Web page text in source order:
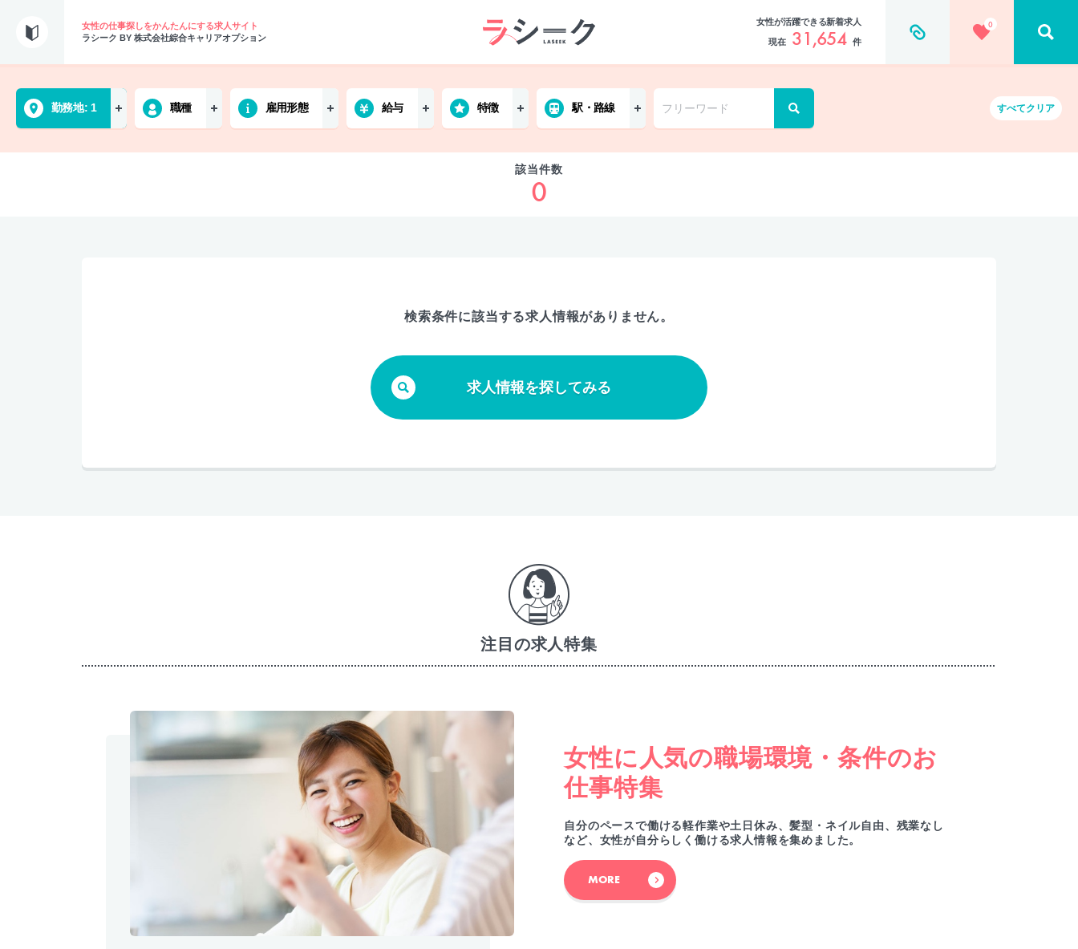
女性の仕事探しをかんたんにする求人サイト
ラシーク BY 株式会社綜合キャリアオプション
女性が活躍できる新着求人
現在 31,654 件
0
勤務地 1 職種 雇用形態 給与 特徴 駅・路線 すべてクリア
該当件数
0
検索条件に該当する求人情報がありません。
求人情報を探してみる
注目の求人特集
女性に人気の職場環境・条件のお
仕事特集
自分のペースで働ける軽作業や土日休み、髪型・ネイル自由、残業なし
など、女性が自分らしく働ける求人情報を集めました。
MORE